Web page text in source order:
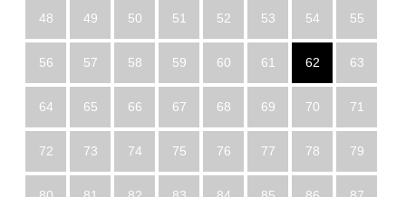
48 49 50 51 52 53 54 55
56 57 58 59 60 61 62 63
64 65 66 67 68 69 70 71
72 73 74 75 76 77 78 79